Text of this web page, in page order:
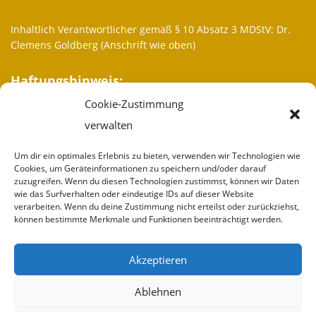
Cookie-Zustimmung
verwalten
Um dir ein optimales Erlebnis zu bieten, verwenden wir Technologien wie
Cookies, um Geräteinformationen zu speichern und/oder darauf
zuzugreifen. Wenn du diesen Technologien zustimmst, können wir Daten
wie das Surfverhalten oder eindeutige IDs auf dieser Website
verarbeiten. Wenn du deine Zustimmung nicht erteilst oder zurückziehst,
können bestimmte Merkmale und Funktionen beeinträchtigt werden.
Akzeptieren
Ablehnen
Inhaltlich Verantwortlicher gemäß § 10 Absatz 3 MDStV: Dr.
Clemens Goldberg (Anschrift wie oben)
Haftungshinweis:
Trotz sorgfältiger inhaltlicher Kontrolle übernehmen wir keine
Haftung für die Inhalte externer Links. Für den Inhalt der
verantwortlich.
Weitere Informationen
Wir sind
Partner
Spenden